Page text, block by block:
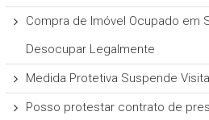
Compra de Imóvel Ocupado em
Desocupar Legalmente
Medida Protetiva Suspende
Posso protestar contrato de